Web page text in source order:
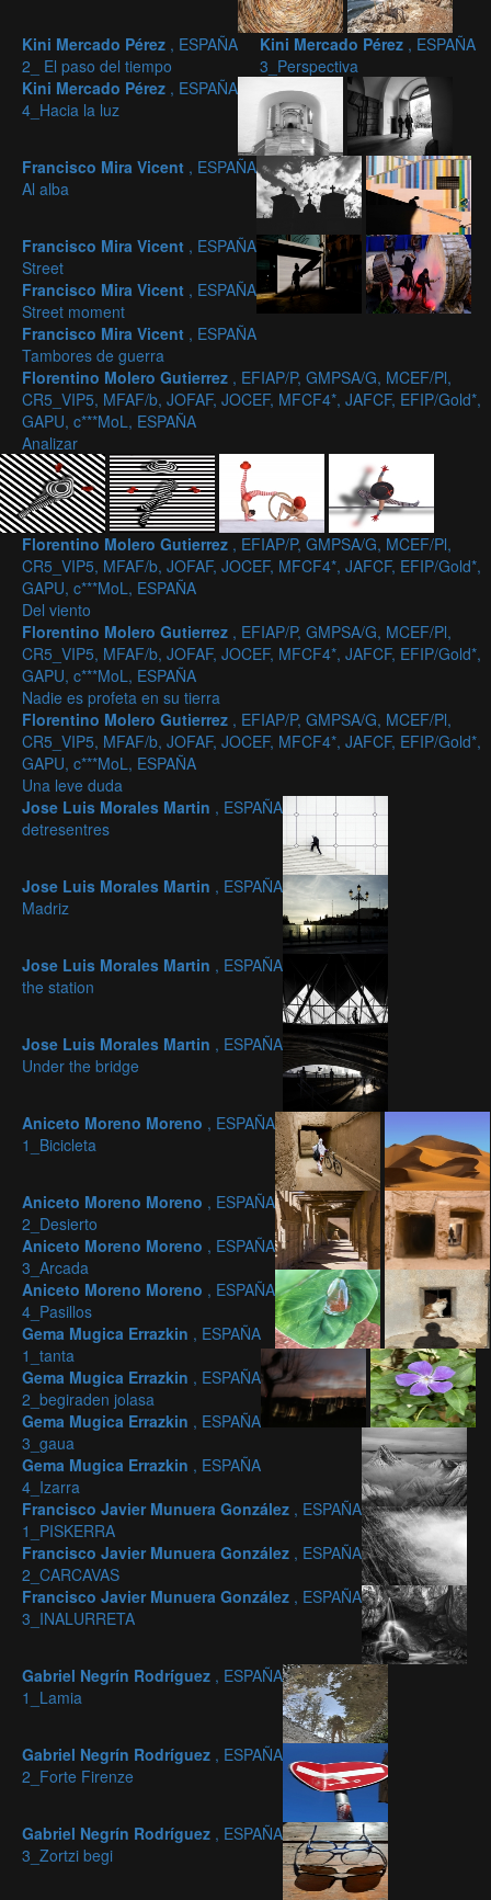
Kini Mercado Pérez , ESPAÑA
2_ El paso del tiempo
Kini Mercado Pérez , ESPAÑA
3_Perspectiva
Kini Mercado Pérez , ESPAÑA
4_Hacia la luz
Francisco Mira Vicent , ESPAÑA
Al alba
Francisco Mira Vicent , ESPAÑA
Street
Francisco Mira Vicent , ESPAÑA
Street moment
Francisco Mira Vicent , ESPAÑA
Tambores de guerra
Florentino Molero Gutierrez , EFIAP/P, GMPSA/G, MCEF/Pl,
CR5_VIP5, MFAF/b, JOFAF, JOCEF, MFCF4*, JAFCF, EFIP/Gold*,
GAPU, c***MoL, ESPAÑA
Analizar
Florentino Molero Gutierrez , EFIAP/P, GMPSA/G, MCEF/Pl,
CR5_VIP5, MFAF/b, JOFAF, JOCEF, MFCF4*, JAFCF, EFIP/Gold*,
GAPU, c***MoL, ESPAÑA
Del viento
Florentino Molero Gutierrez , EFIAP/P, GMPSA/G, MCEF/Pl,
CR5_VIP5, MFAF/b, JOFAF, JOCEF, MFCF4*, JAFCF, EFIP/Gold*,
GAPU, c***MoL, ESPAÑA
Nadie es profeta en su tierra
Florentino Molero Gutierrez , EFIAP/P, GMPSA/G, MCEF/Pl,
CR5_VIP5, MFAF/b, JOFAF, JOCEF, MFCF4*, JAFCF, EFIP/Gold*,
GAPU, c***MoL, ESPAÑA
Una leve duda
Jose Luis Morales Martin , ESPAÑA
detresentres
Jose Luis Morales Martin , ESPAÑA
Madriz
Jose Luis Morales Martin , ESPAÑA
the station
Jose Luis Morales Martin , ESPAÑA
Under the bridge
Aniceto Moreno Moreno , ESPAÑA
1_Bicicleta
Aniceto Moreno Moreno , ESPAÑA
2_Desierto
Aniceto Moreno Moreno , ESPAÑA
3_Arcada
Aniceto Moreno Moreno , ESPAÑA
4_Pasillos
Gema Mugica Errazkin , ESPAÑA
1_tanta
Gema Mugica Errazkin , ESPAÑA
2_begiraden jolasa
Gema Mugica Errazkin , ESPAÑA
3_gaua
Gema Mugica Errazkin , ESPAÑA
4_Izarra
Francisco Javier Munuera González , ESPAÑA
1_PISKERRA
Francisco Javier Munuera González , ESPAÑA
2_CARCAVAS
Francisco Javier Munuera González , ESPAÑA
3_INALURRETA
Gabriel Negrín Rodríguez , ESPAÑA
1_Lamia
Gabriel Negrín Rodríguez , ESPAÑA
2_Forte Firenze
Gabriel Negrín Rodríguez , ESPAÑA
3_Zortzi begi